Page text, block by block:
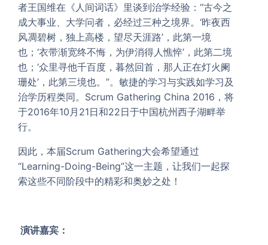
者王国维在《人间词话》里谈到治学经验：“古今之
成大事业、大学问者，必经过三种之境界。‘昨夜西
风凋碧树，独上高楼，望尽天涯路’，此第一境
也；‘衣带渐宽终不悔，为伊消得人憔悴’，此第二境
也；‘众里寻他千百度，暮然回首，那人正在灯火阑
珊处’，此第三境也。”。敏捷的学习与实践如学习及
治学历程类同。 Scrum Gathering China 2016，将
于2016年10月21日和22日于中国杭州西子湖畔举
行。
因此，本届Scrum Gathering大会希望通过
“Learning-Doing-Being”这一主题，让我们一起探
索这些不同阶段中的精彩和奥妙之处！
演讲嘉宾：